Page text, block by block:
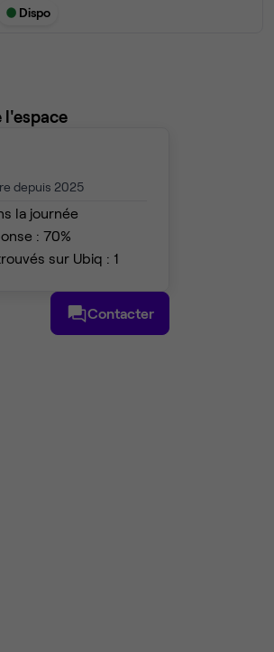
Dispo
l'espace
depuis 2025
la journée
: 70%
sur Ubiq : 1
Contacter